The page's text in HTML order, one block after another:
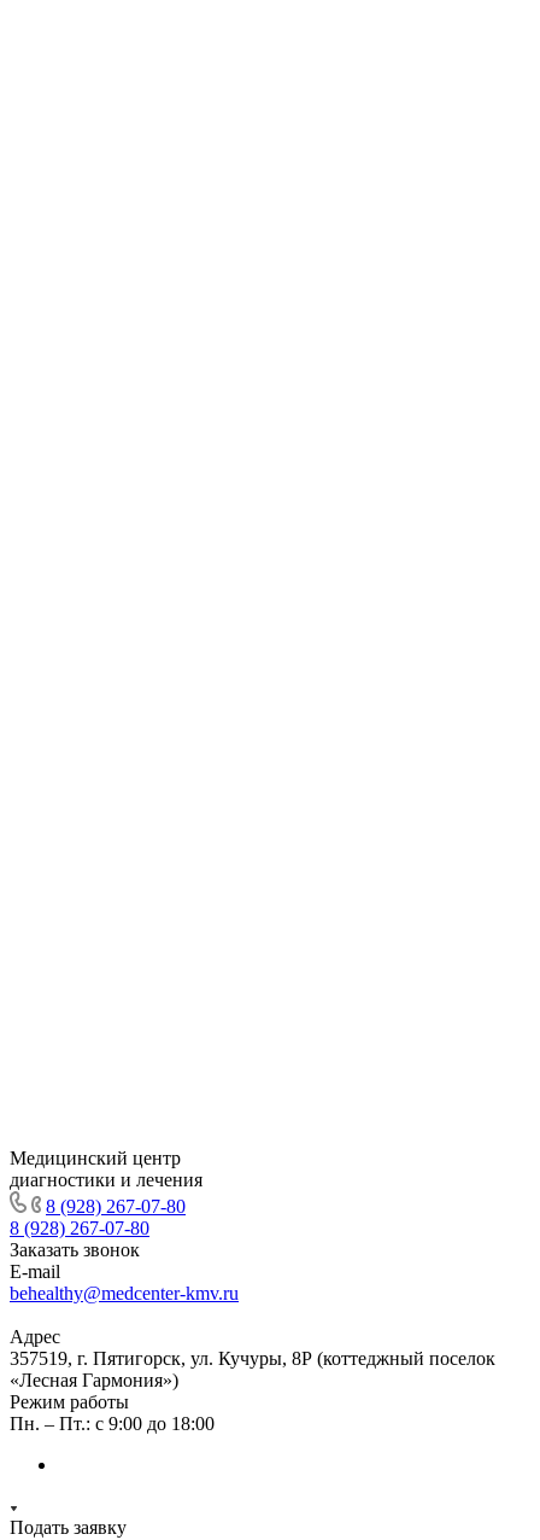
Медицинский центр
диагностики и лечения
8 (928) 267-07-80
8 (928) 267-07-80
Заказать звонок
E-mail
behealthy@medcenter-kmv.ru
Адрес
357519, г. Пятигорск, ул. Кучуры, 8Р (коттеджный поселок
«Лесная Гармония»)
Режим работы
Пн. – Пт.: с 9:00 до 18:00
Подать заявку